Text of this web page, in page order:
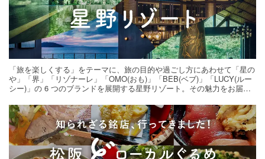
「旅を楽しくする」をテーマに、旅の目的や過ごし方にあわせて「星の
や」「界」「リゾナーレ」「OMO(おも)」「BEB(ベブ)」「LUCY(ルー
シー)」の 6 つのブランドを展開する星野リゾート。その魅力をお届け